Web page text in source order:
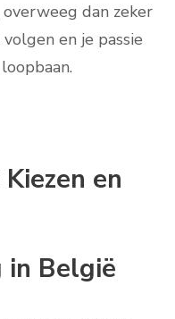
dan zeker
en je passie
en
België